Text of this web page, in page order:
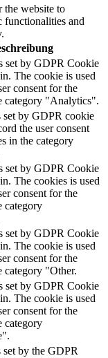
the website to
functionalities and
set by GDPR Cookie
The cookie is used
consent for the
category "Analytics".
set by GDPR cookie
the user consent
in the category
set by GDPR Cookie
The cookies is used
consent for the
category
set by GDPR Cookie
The cookie is used
consent for the
category "Other.
set by GDPR Cookie
The cookie is used
consent for the
category
by the GDPR